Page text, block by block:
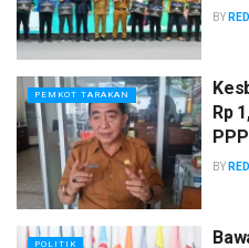
BY
PEMKOT TARAKAN
Rp
BY
POLITIK